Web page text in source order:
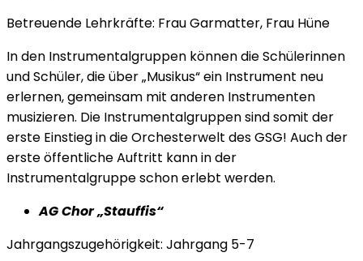
Betreuende Lehrkräfte: Frau Garmatter, Frau Hüne
In den Instrumentalgruppen können die Schülerinnen
und Schüler, die über „Musikus“ ein Instrument neu
erlernen, gemeinsam mit anderen Instrumenten
musizieren. Die Instrumentalgruppen sind somit der
erste Einstieg in die Orchesterwelt des GSG! Auch der
erste öffentliche Auftritt kann in der
Instrumentalgruppe schon erlebt werden.
AG Chor „Stauffis“
Jahrgangszugehörigkeit: Jahrgang 5-7